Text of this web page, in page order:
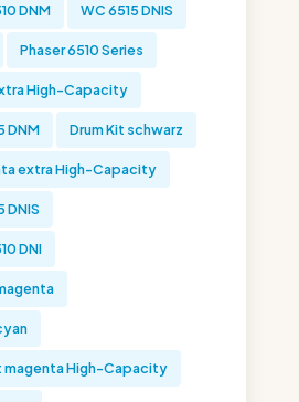
DNM WC 6515 DNIS
Phaser 6510 Series
High-Capacity
DNM Drum Kit schwarz
extra High-Capacity
DNIS
DNI
magenta High-Capacity